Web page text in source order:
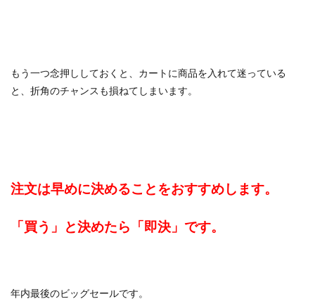
もう一つ念押ししておくと、カートに商品を入れて迷っている
と、折角のチャンスも損ねてしまいます。
注文は早めに決めることをおすすめします。
「買う」と決めたら「即決」です。
年内最後のビッグセールです。